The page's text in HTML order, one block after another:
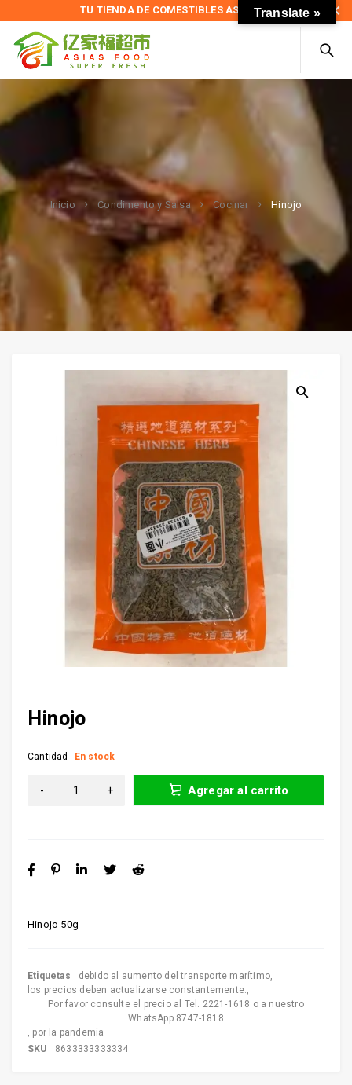
TU TIENDA DE COMESTIBLES ASIÁTICOS
Inicio Condimento y Salsa Cocinar Hinojo
Hinojo
Hinojo 50g
Cantidad En stock
Agregar al carrito
Etiquetas debido al aumento del transporte marítimo,
los precios deben actualizarse constantemente.,
Por favor consulte el precio al Tel. 2221-1618 o a nuestro
WhatsApp 8747-1818
, por la pandemia
SKU
8633333333334
Translate »